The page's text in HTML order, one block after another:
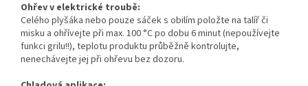
Ohřev v elektrické troubě:
Celého plyšáka nebo pouze sáček s obilím položte na talíř či
misku a ohřívejte při max. 100 °C po dobu 6 minut (nepoužívejte
funkci grilu!!), teplotu produktu průběžně kontrolujte,
nenechávejte jej při ohřevu bez dozoru.